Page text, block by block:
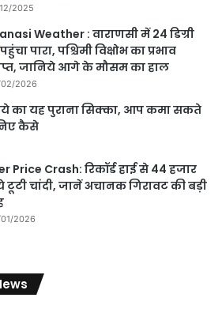
2025
Weather : वाराणसी में 24 डिग्री
पारा, पश्चिमी विक्षोभ का प्रभाव
जानिये आगे के मौसम का हाल
2026
का यह पुराना सिक्का, आप कमा सकते
कैसे
Price Crash: रिकॉर्ड हाई से 44 हजार
चांदी, जानें अचानक गिरावट की बड़ी
2026